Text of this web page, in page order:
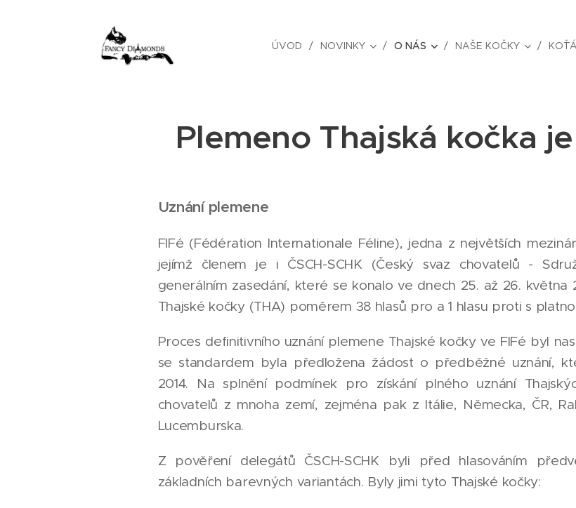
ÚVOD NOVINKY O NÁS NAŠE KOČKY
Plemeno Thajská kočka
Uznání plemene
FIFé (Fédération Internationale Féline), jedna z největších
jejímž členem je i ČSCH-SCHK (Český svaz chovatelů -
generálním zasedání, které se konalo ve dnech 25. až 26. května
Thajské kočky (THA) poměrem 38 hlasů pro a 1 hlasu proti s
Proces definitivního uznání plemene Thajské kočky ve FIFé byl
se standardem byla předložena žádost o předběžné uznání,
2014. Na splnění podmínek pro získání plného uznání
chovatelů z mnoha zemí, zejména pak z Itálie, Německa, ČR,
Lucemburska.
Z pověření delegátů ČSCH-SCHK byli před hlasováním
základních barevných variantách. Byly jimi tyto Thajské kočky: